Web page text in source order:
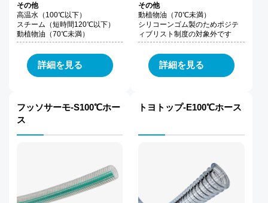
その他
高温水（100℃以下）
スチーム（短時間120℃以下）
動植物油（70℃未満）
詳細を見る
その他
動植物油（70℃未満）
シリコーンゴム製のためポジテ
ィブリスト制度の対象外です
詳細を見る
フッソサーモ-S100℃ホー
ス
トヨトップ-E100℃ホース